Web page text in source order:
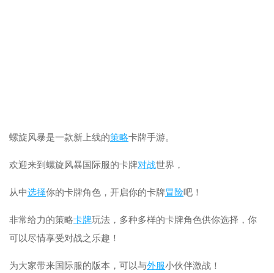
螺旋风暴是一款新上线的策略卡牌手游。
欢迎来到螺旋风暴国际服的卡牌对战世界，
从中选择你的卡牌角色，开启你的卡牌冒险吧！
非常给力的策略卡牌玩法，多种多样的卡牌角色供你选择，你
可以尽情享受对战之乐趣！
为大家带来国际服的版本，可以与外服小伙伴激战！